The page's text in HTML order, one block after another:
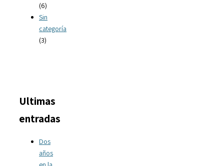
(6)
Sin
categoría
(3)
Ultimas
entradas
Dos
años